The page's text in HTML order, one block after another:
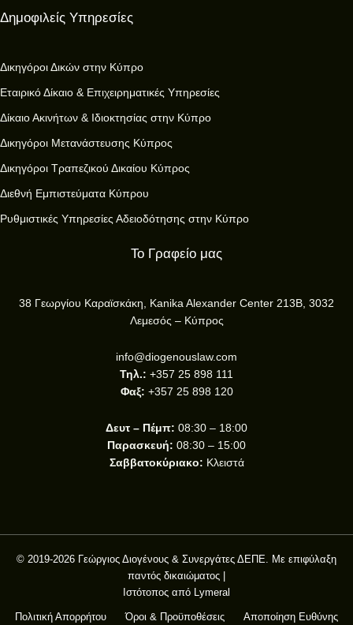
Δημοφιλείς Υπηρεσίες
Δικηγόροι Δικών στην Κύπρο
Εταιρικό Δίκαιο & Επιχειρηματικές Υπηρεσίες
Δίκαιο Ακινήτων & Ιδιοκτησίας στην Κύπρο
Δικηγόροι Μετανάστευσης Κύπρος
Δικηγόροι Τραπεζικού Δικαίου Κύπρος
Διεθνή Εμπιστεύματα Κύπρου
Ρυθμιστικές Υπηρεσίες Αδειοδότησης στην Κύπρο
Το Γραφείο μας
38 Γεωργίου Καραϊσκάκη, Kanika Alexander Center 213B, 3032
Λεμεσός – Κύπρος
info@diogenouslaw.com
Τηλ.: +357 25 898 111
Φαξ: +357 25 898 120
Δευτ – Πέμπ: 08:30 – 18:00
Παρασκευή: 08:30 – 15:00
Σαββατοκύριακο: Κλειστά
© 2019-2026 Γεώργιος Διογένους & Συνεργάτες ΔΕΠΕ. Με επιφύλαξη
παντός δικαιώματος |
Ιστότοπος από Lymeral
Πολιτική Απορρήτου Όροι & Προϋποθέσεις Αποποίηση Ευθύνης